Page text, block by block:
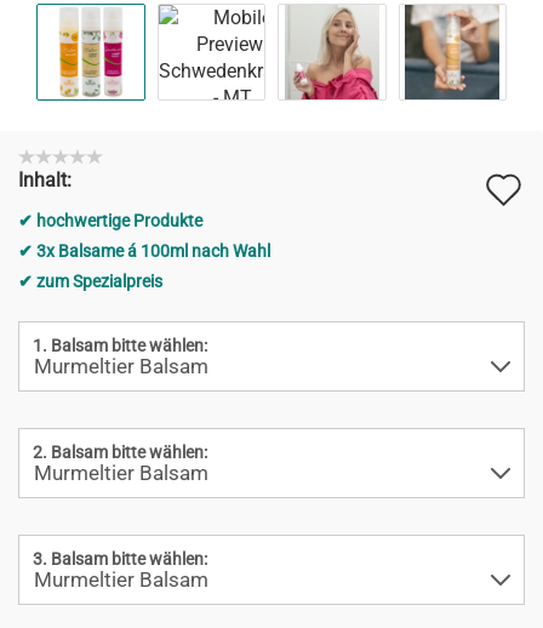
Inhalt:
hochwertige Produkte
3x Balsame á 100ml nach Wahl
zum Spezialpreis
1. Balsam bitte wählen:
2. Balsam bitte wählen:
3. Balsam bitte wählen: